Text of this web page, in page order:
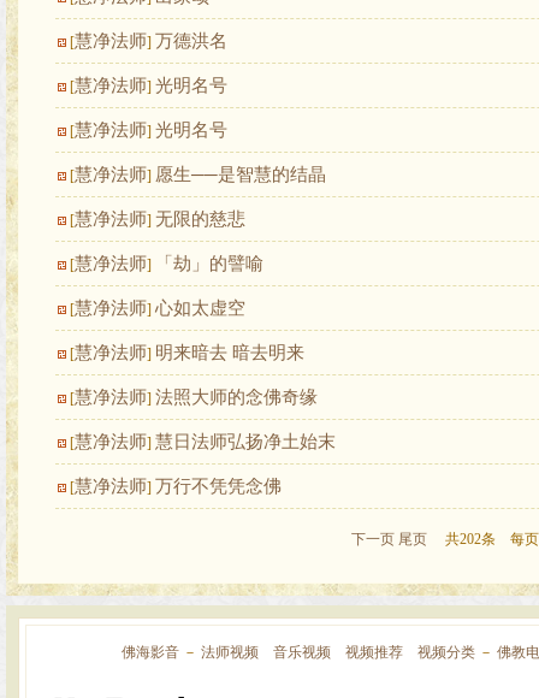
[慧净法师] 万德洪名
[慧净法师] 光明名号
[慧净法师] 光明名号
[慧净法师] 愿生──是智慧的结晶
[慧净法师] 无限的慈悲
[慧净法师] 「劫」的譬喻
[慧净法师] 心如太虚空
[慧净法师] 明来暗去 暗去明来
[慧净法师] 法照大师的念佛奇缘
[慧净法师] 慧日法师弘扬净土始末
[慧净法师] 万行不凭凭念佛
下一页 尾页共202条 每页
佛海影音 － 法师视频 音乐视频 视频推荐 视频分类 － 佛教